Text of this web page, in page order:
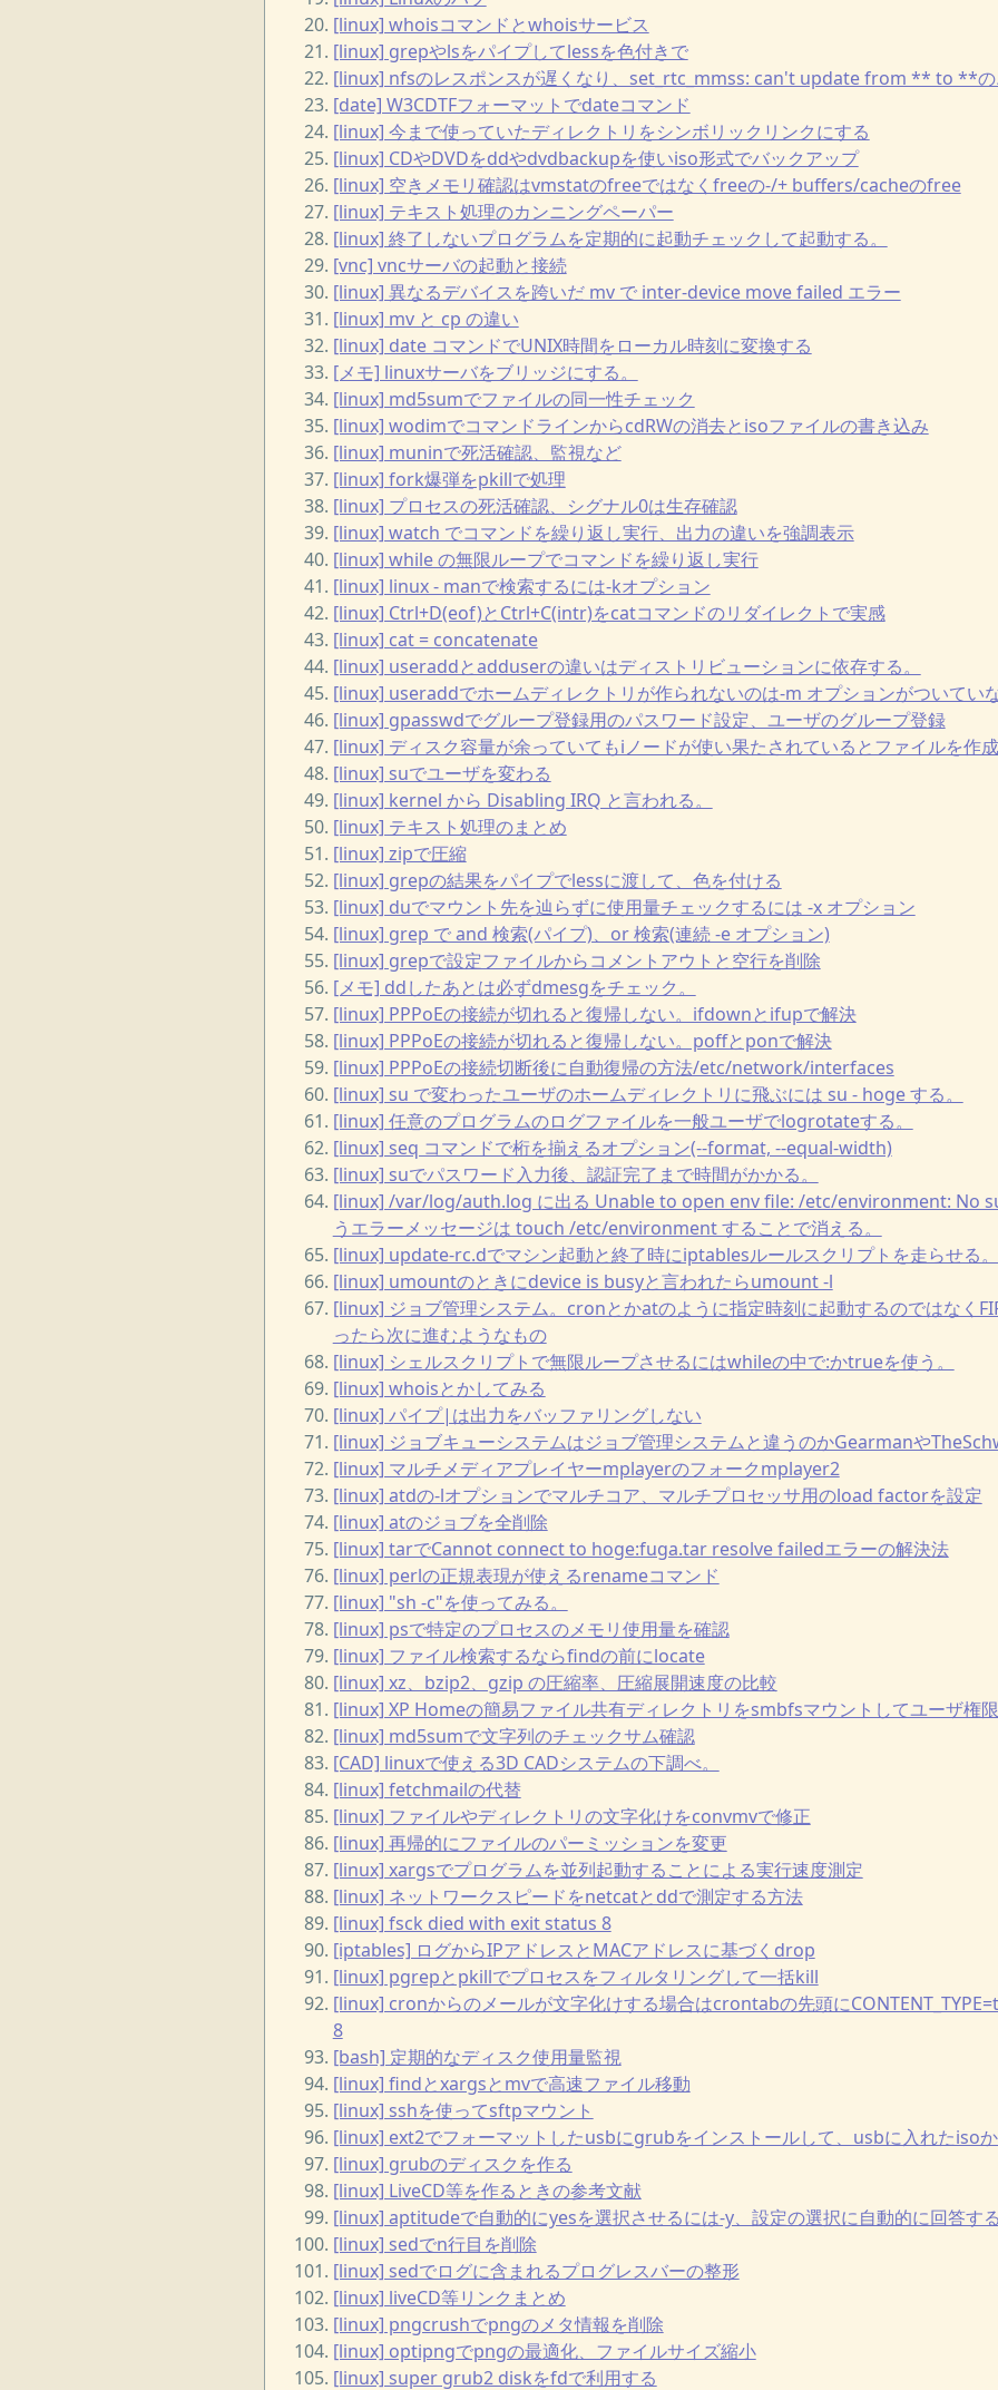
[linux] whoisコマンドとwhoisサービス
[linux] grepやlsをパイプしてlessを色付きで
[linux] nfsのレスポンスが遅くなり、set_rtc_mmss: can't update from ** to **の
[date] W3CDTFフォーマットでdateコマンド
[linux] 今まで使っていたディレクトリをシンボリックリンクにする
[linux] CDやDVDをddやdvdbackupを使いiso形式でバックアップ
[linux] 空きメモリ確認はvmstatのfreeではなくfreeの-/+ buffers/cacheのfree
[linux] テキスト処理のカンニングペーパー
[linux] 終了しないプログラムを定期的に起動チェックして起動する。
[vnc] vncサーバの起動と接続
[linux] 異なるデバイスを跨いだ mv で inter-device move failed エラー
[linux] mv と cp の違い
[linux] date コマンドでUNIX時間をローカル時刻に変換する
[メモ] linuxサーバをブリッジにする。
[linux] md5sumでファイルの同一性チェック
[linux] wodimでコマンドラインからcdRWの消去とisoファイルの書き込み
[linux] muninで死活確認、監視など
[linux] fork爆弾をpkillで処理
[linux] プロセスの死活確認、シグナル0は生存確認
[linux] watch でコマンドを繰り返し実行、出力の違いを強調表示
[linux] while の無限ループでコマンドを繰り返し実行
[linux] linux - manで検索するには-kオプション
[linux] Ctrl+D(eof)とCtrl+C(intr)をcatコマンドのリダイレクトで実感
[linux] cat = concatenate
[linux] useraddとadduserの違いはディストリビューションに依存する。
[linux] useraddでホームディレクトリが作られないのは-m オプションがついてい
[linux] gpasswdでグループ登録用のパスワード設定、ユーザのグループ登録
[linux] ディスク容量が余っていてもiノードが使い果たされているとファイルを作成
[linux] suでユーザを変わる
[linux] kernel から Disabling IRQ と言われる。
[linux] テキスト処理のまとめ
[linux] zipで圧縮
[linux] grepの結果をパイプでlessに渡して、色を付ける
[linux] duでマウント先を辿らずに使用量チェックするには -x オプション
[linux] grep で and 検索(パイプ)、or 検索(連続 -e オプション)
[linux] grepで設定ファイルからコメントアウトと空行を削除
[メモ] ddしたあとは必ずdmesgをチェック。
[linux] PPPoEの接続が切れると復帰しない。ifdownとifupで解決
[linux] PPPoEの接続が切れると復帰しない。poffとponで解決
[linux] PPPoEの接続切断後に自動復帰の方法/etc/network/interfaces
[linux] su で変わったユーザのホームディレクトリに飛ぶには su - hoge する。
[linux] 任意のプログラムのログファイルを一般ユーザでlogrotateする。
[linux] seq コマンドで桁を揃えるオプション(--format, --equal-width)
[linux] suでパスワード入力後、認証完了まで時間がかかる。
[linux] /var/log/auth.log に出る Unable to open env file: /etc/environment: No
うエラーメッセージは touch /etc/environment することで消える。
[linux] update-rc.dでマシン起動と終了時にiptablesルールスクリプトを走らせる。
[linux] umountのときにdevice is busyと言われたらumount -l
[linux] ジョブ管理システム。cronとかatのように指定時刻に起動するのではなく
ったら次に進むようなもの
[linux] シェルスクリプトで無限ループさせるにはwhileの中で:かtrueを使う。
[linux] whoisとかしてみる
[linux] パイプ|は出力をバッファリングしない
[linux] ジョブキューシステムはジョブ管理システムと違うのかGearmanや
[linux] マルチメディアプレイヤーmplayerのフォークmplayer2
[linux] atdの-lオプションでマルチコア、マルチプロセッサ用のload factorを設定
[linux] atのジョブを全削除
[linux] tarでCannot connect to hoge:fuga.tar resolve failedエラーの解決法
[linux] perlの正規表現が使えるrenameコマンド
[linux] "sh -c"を使ってみる。
[linux] psで特定のプロセスのメモリ使用量を確認
[linux] ファイル検索するならfindの前にlocate
[linux] xz、bzip2、gzip の圧縮率、圧縮展開速度の比較
[linux] XP Homeの簡易ファイル共有ディレクトリをsmbfsマウントしてユーザ権
[linux] md5sumで文字列のチェックサム確認
[CAD] linuxで使える3D CADシステムの下調べ。
[linux] fetchmailの代替
[linux] ファイルやディレクトリの文字化けをconvmvで修正
[linux] 再帰的にファイルのパーミッションを変更
[linux] xargsでプログラムを並列起動することによる実行速度測定
[linux] ネットワークスピードをnetcatとddで測定する方法
[linux] fsck died with exit status 8
[iptables] ログからIPアドレスとMACアドレスに基づくdrop
[linux] pgrepとpkillでプロセスをフィルタリングして一括kill
[linux] cronからのメールが文字化けする場合はcrontabの先頭に
8
[bash] 定期的なディスク使用量監視
[linux] findとxargsとmvで高速ファイル移動
[linux] sshを使ってsftpマウント
[linux] ext2でフォーマットしたusbにgrubをインストールして、usbに入れたiso
[linux] grubのディスクを作る
[linux] LiveCD等を作るときの参考文献
[linux] aptitudeで自動的にyesを選択させるには-y、設定の選択に自動的に回答す
[linux] sedでn行目を削除
[linux] sedでログに含まれるプログレスバーの整形
[linux] liveCD等リンクまとめ
[linux] pngcrushでpngのメタ情報を削除
[linux] optipngでpngの最適化、ファイルサイズ縮小
[linux] super grub2 diskをfdで利用する